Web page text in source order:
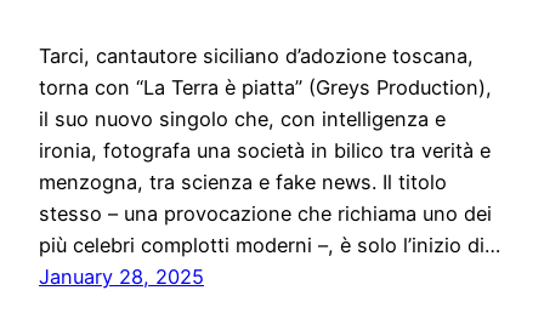
Tarci, cantautore siciliano d’adozione toscana,
torna con “La Terra è piatta” (Greys Production),
il suo nuovo singolo che, con intelligenza e
ironia, fotografa una società in bilico tra verità e
menzogna, tra scienza e fake news. Il titolo
stesso – una provocazione che richiama uno dei
più celebri complotti moderni –, è solo l’inizio di…
January 28, 2025